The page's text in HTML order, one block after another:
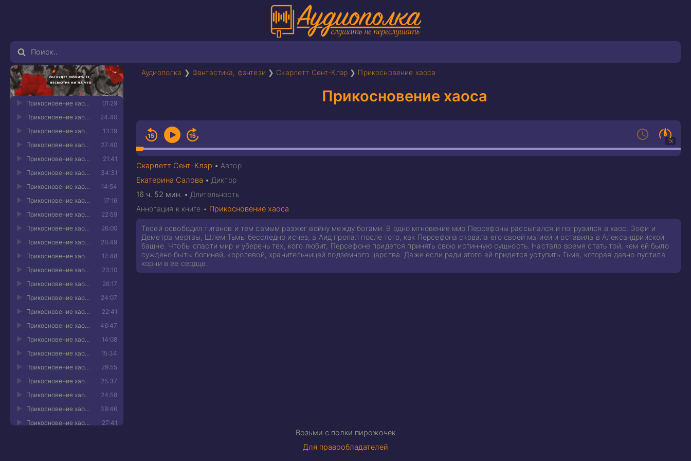
Аудиополка ❯ Фантастика, фэнтези ❯ Скарлетт Сент-Клэр ❯ Прикосновение хаоса
Прикосновение хаоса
1X
Скарлетт Сент-Клэр • Автор
Екатерина Салова • Диктор
16 ч. 52 мин. • Длительность
01:29
Прикосновение хаоса. Книга 4 - 01
24:40
Прикосновение хаоса. Книга 4 - 02
13:19
Прикосновение хаоса. Книга 4 - 03
27:40
Прикосновение хаоса. Книга 4 - 04
21:41
Прикосновение хаоса. Книга 4 - 05
34:31
Прикосновение хаоса. Книга 4 - 06
14:54
Прикосновение хаоса. Книга 4 - 07
17:16
Прикосновение хаоса. Книга 4 - 08
22:59
Прикосновение хаоса. Книга 4 - 09
26:00
Прикосновение хаоса. Книга 4 - 10
28:49
Прикосновение хаоса. Книга 4 - 11
17:48
Прикосновение хаоса. Книга 4 - 12
23:10
Прикосновение хаоса. Книга 4 - 13
26:17
Прикосновение хаоса. Книга 4 - 14
24:07
Прикосновение хаоса. Книга 4 - 15
22:41
Прикосновение хаоса. Книга 4 - 16
46:47
Прикосновение хаоса. Книга 4 - 17
14:08
Прикосновение хаоса. Книга 4 - 18
15:34
Прикосновение хаоса. Книга 4 - 19
29:55
Прикосновение хаоса. Книга 4 - 20
25:37
Прикосновение хаоса. Книга 4 - 21
24:58
Прикосновение хаоса. Книга 4 - 22
39:46
Прикосновение хаоса. Книга 4 - 23
27:41
Прикосновение хаоса. Книга 4 - 24
Аннотация к книге • Прикосновение хаоса
Тесей освободил титанов и тем самым разжег войну между богами. В одно мгновение мир Персефоны рассыпался и погрузился в хаос. Зофи и
Деметра мертвы, Шлем Тьмы бесследно исчез, а Аид пропал после того, как Персефона сковала его своей магией и оставила в Александрийской
башне. Чтобы спасти мир и уберечь тех, кого любит, Персефоне придется принять свою истинную сущность. Настало время стать той, кем ей было
суждено быть: богиней, королевой, хранительницей подземного царства. Даже если ради этого ей придется уступить Тьме, которая давно пустила
корни в ее сердце.
Возьми с полки пирожочек
Для правообладателей